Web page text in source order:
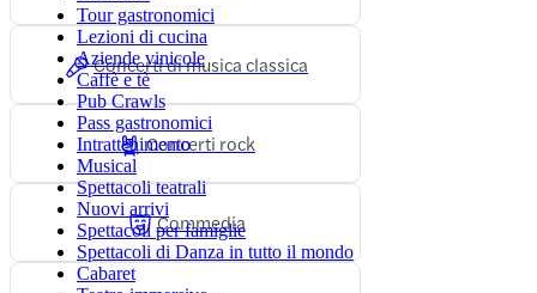
Tour gastronomici
Lezioni di cucina
Aziende vinicole
Caffè e tè
Pub Crawls
Pass gastronomici
Intrattenimento
Musical
Spettacoli teatrali
Nuovi arrivi
Spettacoli per famiglie
Spettacoli di Danza in tutto il mondo
Cabaret
Concerti di musica classica
Concerti rock
Commedia